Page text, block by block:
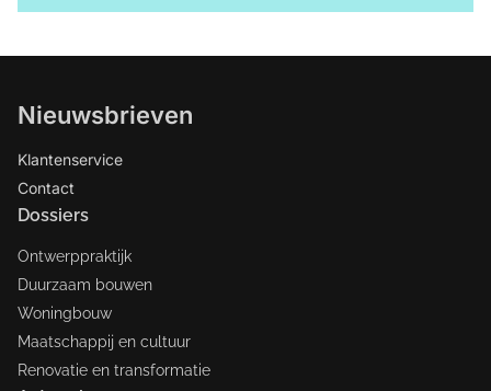
Nieuwsbrieven
Klantenservice
Contact
Dossiers
Ontwerppraktijk
Duurzaam bouwen
Woningbouw
Maatschappij en cultuur
Renovatie en transformatie